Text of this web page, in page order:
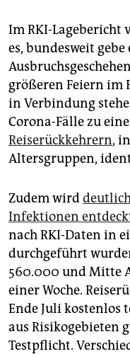
Im RKI-Lagebericht
es, bundesweit
größeren Feiern im
in Verbindung
Corona-Fälle zu
Reiserückkehrern,
Altersgruppen,
Zudem wird
Infektionen
nach RKI-Daten in
durchgeführt
560.000 und Mitte
einer Woche.
Ende Juli kostenlos
aus Risikogebieten
Testpflicht.